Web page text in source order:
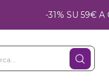
-31% SU 59€ A